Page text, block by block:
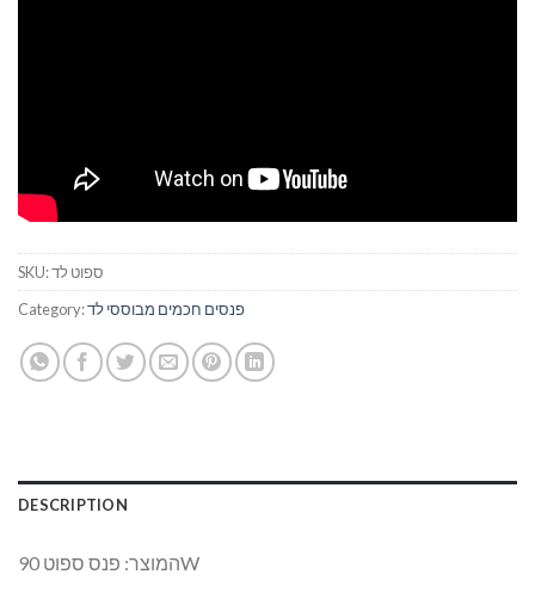
SKU:ספוט לד
Category:פנסים חכמים מבוססי לד
DESCRIPTION
המוצר: פנס ספוט 90W